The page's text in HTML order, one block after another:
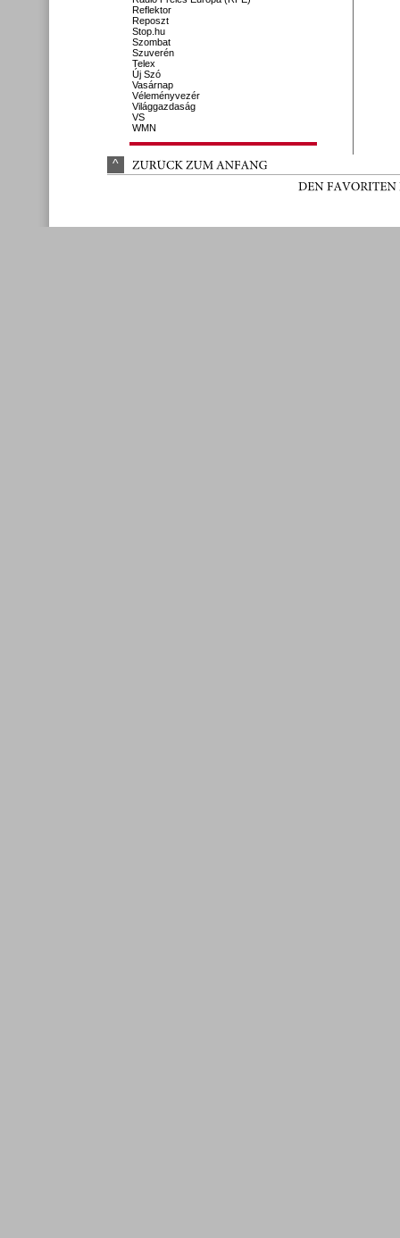
Reflektor
Reposzt
Stop.hu
Szombat
Szuverén
Telex
Új Szó
Vasárnap
Véleményvezér
Világgazdaság
VS
WMN
^ ZURÜCK ZUM ANFANG
DEN FAVORITEN